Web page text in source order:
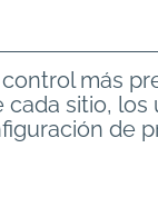
más
cada sitio,
de